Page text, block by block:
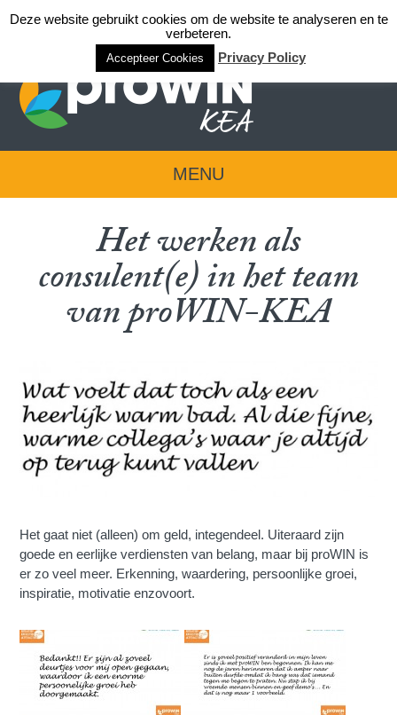
Login team KEA
MENU
Het werken als
consulent(e) in het team
van proWIN-KEA
Het gaat niet (alleen) om geld, integendeel. Uiteraard zijn
goede en eerlijke verdiensten van belang, maar bij proWIN is
er zo veel meer. Erkenning, waardering, persoonlijke groei,
inspiratie, motivatie enzovoort.
Deze website gebruikt cookies om de website te analyseren en te
verbeteren.
Accepteer Cookies Privacy Policy